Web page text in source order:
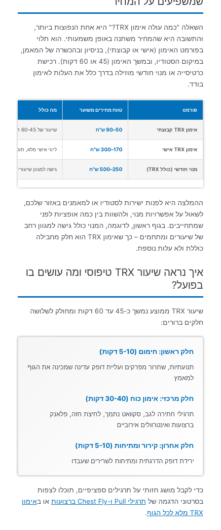
השאלה "כמה עולה אימון TRX?" היא אחת הנפוצות ביותר,
והתשובה היא שהמחיר משתנה באופן משמעותי. הוא תלוי
בפורמט האימון (אישי או קבוצתי), בניסיון ובהכשרה של המאמן,
במיקום הסטודיו, ובמשך האימון (45 או 60 דקות). רכישת
כרטיסייה או מנוי חודשי מוזילה בדרך כלל את העלות לאימון
בודד.
פורמט טווח מחירים משוער מה כולל
אימון TRX קבוצתי 50–90 ש"ח שיעור של 45–60 דקות, מדריך קבוצתי, ציוד במקום
אימון TRX אישי 170–300 ש"ח ליווי אישי מלא, תוכנית
מנוי חודשי (כולל TRX) 250–500 ש"ח גישה למגוון שיעורים,
ההמלצה היא לפנות ישירות לסטודיו או למאמנים באזור שלכם,
לשאול על אפשרויות מנוי, ולהשוות בין כמה אופציות לפני
שמתחייבים. בגוף ראשון, לדוגמה, המנוי כולל גישה למגוון רחב
של שיעורים ומתחמים – כך שאימון TRX הוא חלק מחבילה
כוללת ולא עלות נוספת.
איך נראה שיעור TRX טיפוסי ומה עושים בו
בפועל?
שיעור TRX ממוצע נמשך כ-45 עד 60 דקות ומחולק לשלושה
חלקים ברורים:
חלק ראשון: חימום (5-10 דקות)
תנועתיות, שחרור מפרקים ועליית דופק עדינה שמכינה את הגוף
למאמץ
חלק מרכזי: אימון כוח (30-40 דקות)
תרגילי חתירה לגב, סקוואט נתמך, לחיצת חזה, פלאנק
ברצועות ואינטרוולים אירוביים
חלק אחרון: קירור ומתיחות (5-10 דקות)
ירידת דופק הדרגתית ומתיחות לשרירים שעבדו
כדי לקבל מושג חזותי על תרגילים ספציפיים, תוכלו לצפות
בסרטוני הדגמה של תרגילי Pull ו-Chest Fly ברצועות או באימון
TRX מלא לכל הגוף
.